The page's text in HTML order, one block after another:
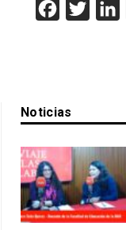
Facebook
Twitter
Noticias